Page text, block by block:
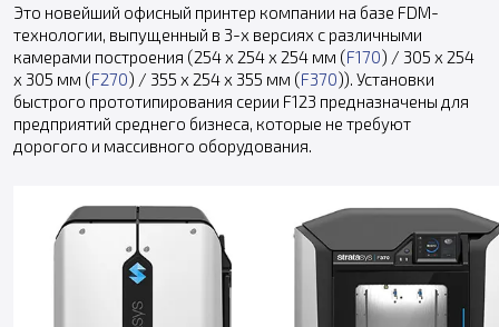
Это новейший офисный принтер компании на базе FDM-
технологии, выпущенный в 3-х версиях с различными
камерами построения (254 x 254 x 254 мм (F170) / 305 x 254
x 305 мм (F270) / 355 x 254 x 355 мм (F370)). Установки
быстрого прототипирования серии F123 предназначены для
предприятий среднего бизнеса, которые не требуют
дорогого и массивного оборудования.